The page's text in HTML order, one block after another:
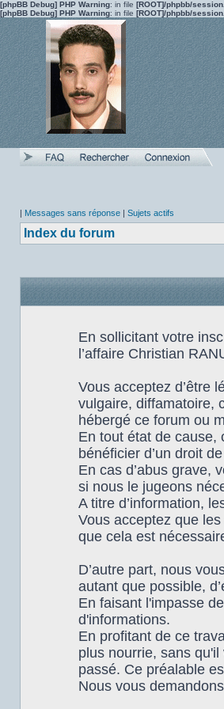
[phpBB Debug] PHP Warning: in file [ROOT]/phpbb/
[phpBB Debug] PHP Warning: in file [ROOT]/phpbb/
| Messages sans réponse | Sujets actifs
Index du forum
En sollicitant votre
l’affaire Christian
Vous acceptez d’être
vulgaire, diffamatoire,
hébergé ce forum ou
En tout état de cause,
bénéficier d’un droit
En cas d’abus grave,
si nous le jugeons
A titre d’information,
Vous acceptez que
que cela est
D’autre part, nous
autant que possible,
En faisant l'impasse
d'informations.
En profitant de ce
plus nourrie, sans
passé. Ce préalable
Nous vous